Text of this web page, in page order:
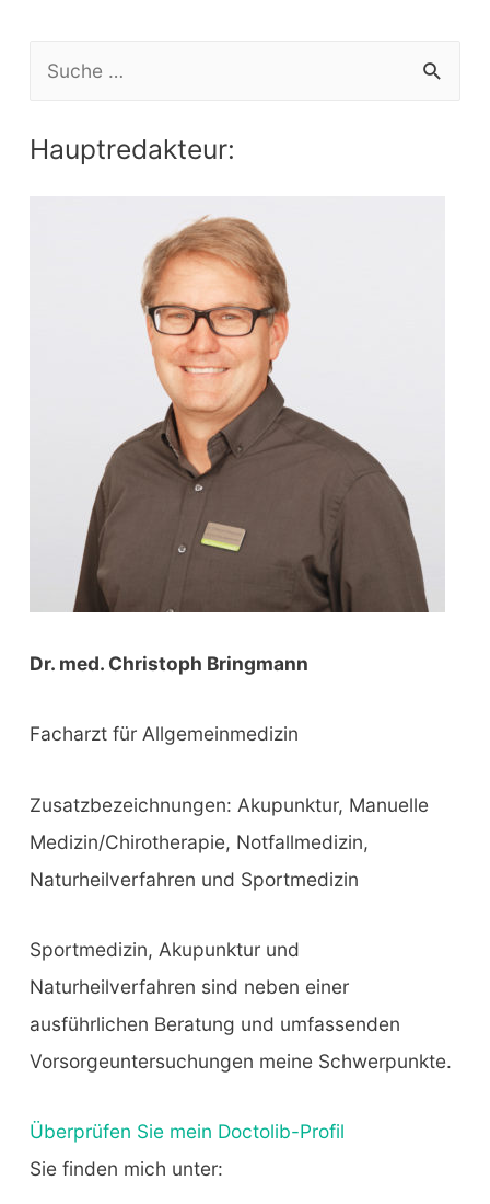
Hauptredakteur:
Dr. med. Christoph Bringmann
Facharzt für Allgemeinmedizin
Zusatzbezeichnungen: Akupunktur, Manuelle
Medizin/Chirotherapie, Notfallmedizin,
Naturheilverfahren und Sportmedizin
Sportmedizin, Akupunktur und
Naturheilverfahren sind neben einer
ausführlichen Beratung und umfassenden
Vorsorgeuntersuchungen meine Schwerpunkte.
Überprüfen Sie mein Doctolib-Profil
Sie finden mich unter: